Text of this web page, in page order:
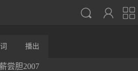



播出
尝胆2007